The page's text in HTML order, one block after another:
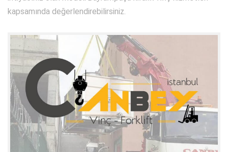
kapsamında değerlendirebilirsiniz.